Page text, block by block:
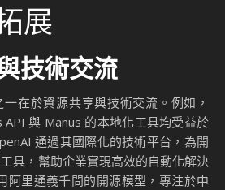
展
技術交流
在於資源共享與技術交流。例如，
與 Manus 的本地化工具均受益於
通過其國際化的技術平台，為開
具，幫助企業實現高效的自動化解決
阿里通義千問的開源模型，專注於中